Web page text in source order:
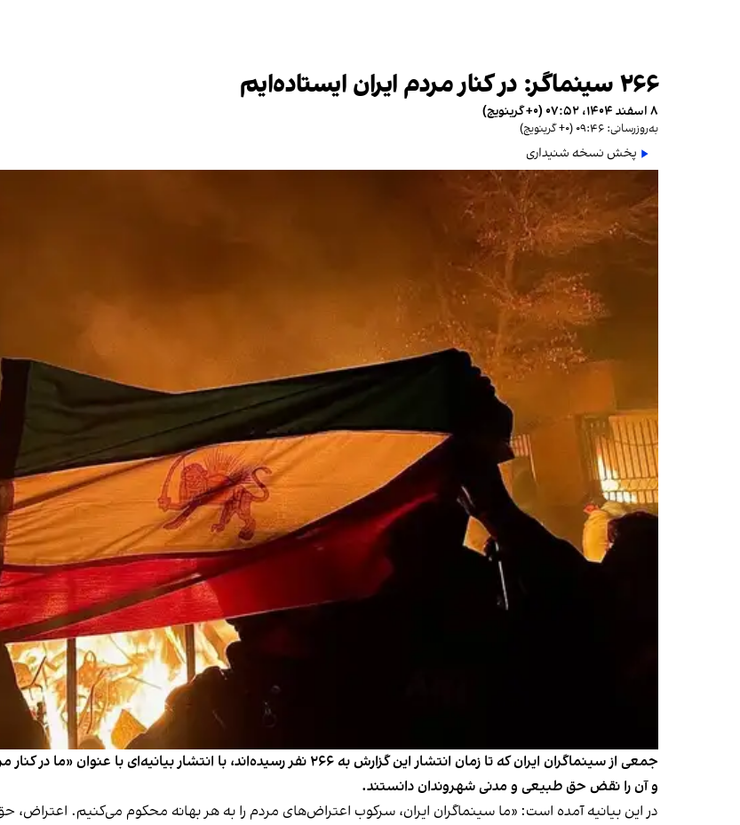
۲۶۶ سینماگر: در کنار مردم ایران ایستاده‌ایم
۸ اسفند ۱۴۰۴، ۰۷:۵۲ (‎+۰ گرینویچ)
به‌روزرسانی: ۰۹:۴۶ (‎+۰ گرینویچ)
پخش نسخه شنیداری
جمعی از سینماگران ایران که تا زمان انتشار این گزارش به ۲۶۶ نفر رسیده‌اند، با
و آن را نقض حق طبیعی و مدنی شهروندان دانستند.
در این بیانیه آمده است: «ما سینماگران ایران، سرکوب اعتراض‌های مردم را به هر بهانه محکوم می‌کنیم.